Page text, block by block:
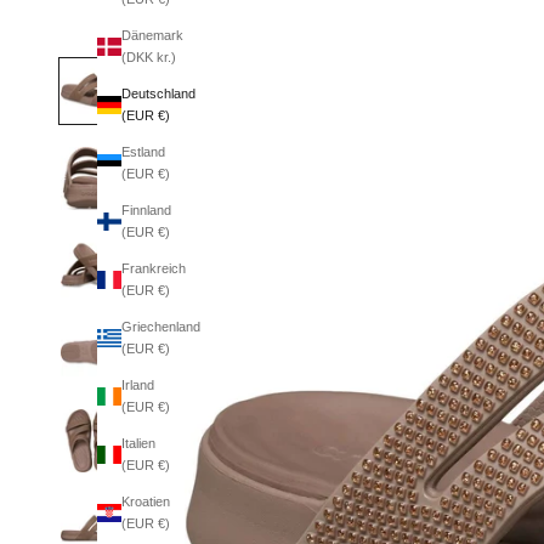
Dänemark
(DKK kr.)
Deutschland
(EUR €)
Estland
(EUR €)
Finnland
(EUR €)
Frankreich
(EUR €)
Griechenland
(EUR €)
Irland
(EUR €)
Italien
(EUR €)
Kroatien
(EUR €)